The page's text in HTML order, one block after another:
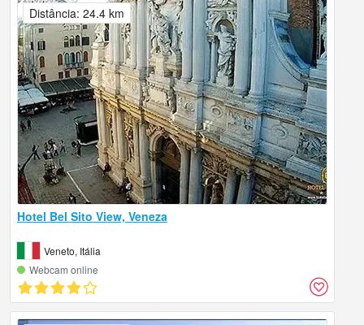
Hotel Bel Sito View, Veneza
Veneto, Itália
Webcam online
Distância: 24.4 km